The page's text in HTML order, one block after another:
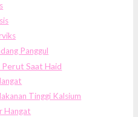
Panggul
Saat Haid
Tinggi Kalsium
Hangat